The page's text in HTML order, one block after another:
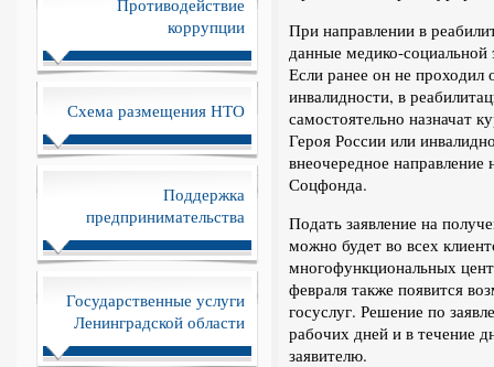
Противодействие
коррупции
Схема размещения НТО
Поддержка
предпринимательства
Государственные услуги
Ленинградской области
При направлении в
данные медико-социальной
Если ранее он не проходил
инвалидности, в
самостоятельно назначат
Героя России или
внеочередное
Соцфонда.
Подать заявление на
можно будет во всех
многофункциональных
февраля также появится
госуслуг. Решение по
рабочих дней и в течение
заявителю.